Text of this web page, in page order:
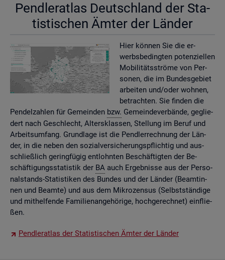
Pend­ler­at­las Deutsch­land der Sta­
tis­ti­schen Ämter der Län­der
Hier kön­nen Sie die er­
werbs­be­ding­ten po­ten­zi­el­len
Mo­bi­li­täts­strö­me von Per­
so­nen, die im Bun­des­ge­biet
ar­bei­ten und/oder woh­nen,
be­trach­ten. Sie fin­den die
Pen­del­zah­len für Ge­mein­den bzw. Ge­mein­de­ver­bän­de, ge­glie­
dert nach Ge­schlecht, Al­ters­klas­sen, Stel­lung im Beruf und
Ar­beits­um­fang. Grund­la­ge ist die Pend­ler­rech­nung der Län­
der, in die neben den so­zi­al­ver­si­che­rungs­pflich­tig und aus­
schlie­ß­lich ge­ring­fü­gig ent­lohn­ten Be­schäf­tig­ten der Be­
schäf­ti­gungs­sta­tis­tik der BA auch Er­geb­nis­se aus der Per­so­
nal­stands-Sta­tis­ti­ken des Bun­des und der Län­der (Be­am­tin­
nen und Be­am­te) und aus dem Mi­kro­zen­sus (Selbst­stän­di­ge
und mit­hel­fen­de Fa­mi­li­en­an­ge­hö­ri­ge, hoch­ge­rech­net) ein­flie­
ßen.
Pend­ler­at­las der Sta­tis­ti­schen Ämter der Län­der